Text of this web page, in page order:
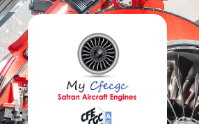
Aller
au
contenu
principal